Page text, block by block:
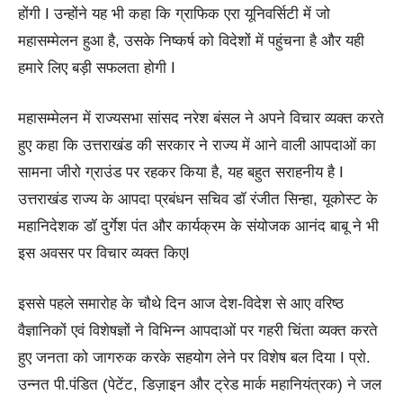
होंगी I उन्होंने यह भी कहा कि ग्राफिक एरा यूनिवर्सिटी में जो
महासम्मेलन हुआ है, उसके निष्कर्ष को विदेशों में पहुंचना है और यही
हमारे लिए बड़ी सफलता होगी I
महासम्मेलन में राज्यसभा सांसद नरेश बंसल ने अपने विचार व्यक्त करते
हुए कहा कि उत्तराखंड की सरकार ने राज्य में आने वाली आपदाओं का
सामना जीरो ग्राउंड पर रहकर किया है, यह बहुत सराहनीय है I
उत्तराखंड राज्य के आपदा प्रबंधन सचिव डॉ रंजीत सिन्हा, यूकोस्ट के
महानिदेशक डॉ दुर्गेश पंत और कार्यक्रम के संयोजक आनंद बाबू ने भी
इस अवसर पर विचार व्यक्त किएI
इससे पहले समारोह के चौथे दिन आज देश-विदेश से आए वरिष्ठ
वैज्ञानिकों एवं विशेषज्ञों ने विभिन्न आपदाओं पर गहरी चिंता व्यक्त करते
हुए जनता को जागरुक करके सहयोग लेने पर विशेष बल दिया I प्रो.
उन्नत पी.पंडित (पेटेंट, डिज़ाइन और ट्रेड मार्क महानियंत्रक) ने जल